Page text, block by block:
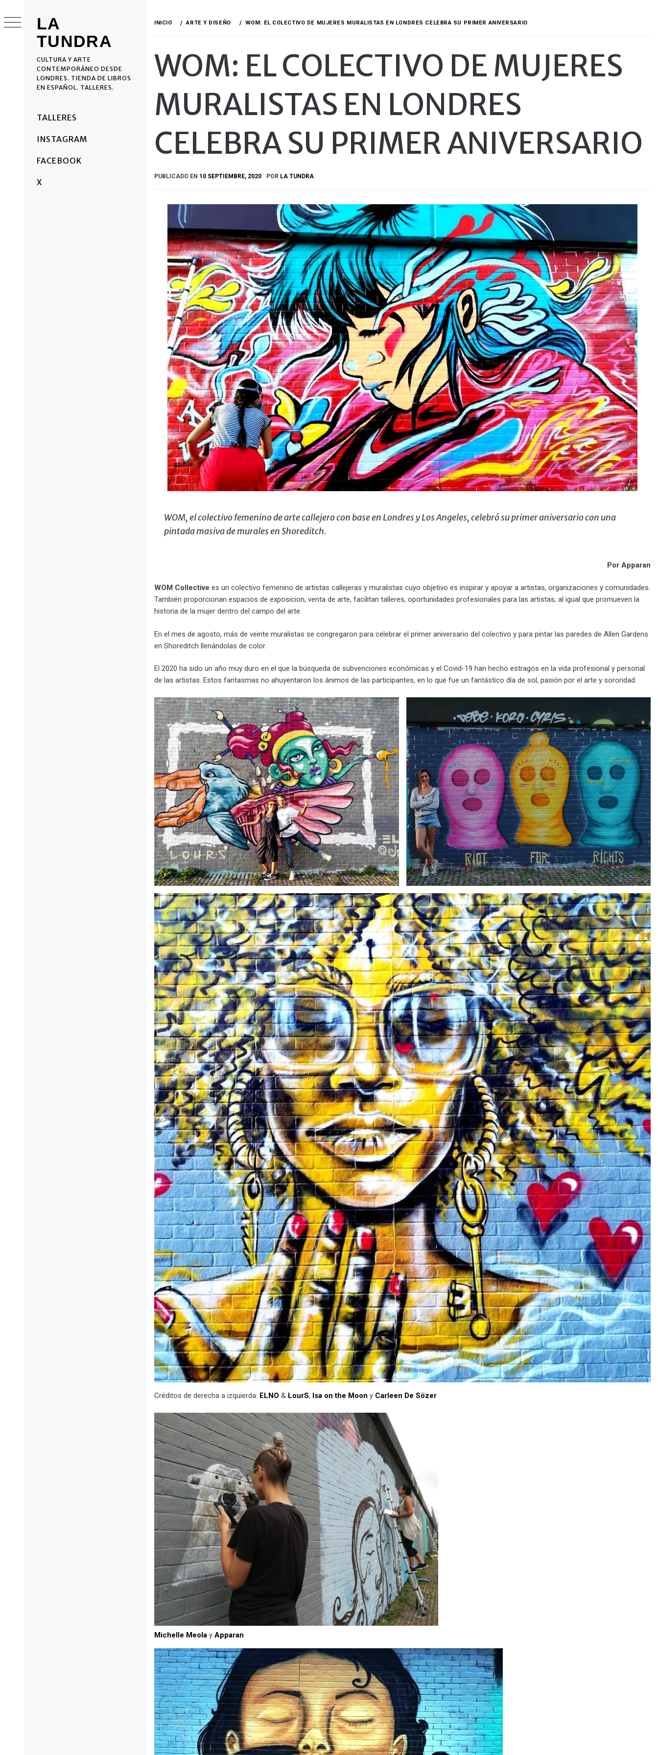
LA
TUNDRA
CULTURA Y ARTE
CONTEMPORÁNEO DESDE
LONDRES. TIENDA DE LIBROS
EN ESPAÑOL. TALLERES.
principal
TALLERES
INSTAGRAM
FACEBOOK
X
al
contenido
INICIO ARTE Y DISEÑO WOM: EL COLECTIVO DE MUJERES MURALISTAS EN LONDRES CELEBRA SU PRIMER ANIVERSARIO
WOM: EL COLECTIVO DE MUJERES
MURALISTAS EN LONDRES
CELEBRA SU PRIMER ANIVERSARIO
PUBLICADO EN 10 SEPTIEMBRE, 2020 POR LA TUNDRA
WOM, el colectivo femenino de arte callejero con base en Londres y Los Angeles, celebró su primer aniversario con una
pintada masiva de murales en Shoreditch.
Por Apparan
WOM Collective es un colectivo femenino de artistas callejeras y muralistas cuyo objetivo es inspirar y apoyar a artistas, organizaciones y comunidades.
También proporcionan espacios de exposicion, venta de arte, facilitan talleres, oportunidades profesionales para las artistas, al igual que promueven la
historia de la mujer dentro del campo del arte.
En el mes de agosto, más de veinte muralistas se congregaron para celebrar el primer aniversario del colectivo y para pintar las paredes de Allen Gardens
en Shoreditch llenándolas de color.
El 2020 ha sido un año muy duro en el que la búsqueda de subvenciones económicas y el Covid-19 han hecho estragos en la vida profesional y personal
de las artistas. Estos fantasmas no ahuyentaron los ánimos de las participantes, en lo que fue un fantástico día de sol, pasión por el arte y sororidad.
Créditos de derecha a izquierda: ELNO & LourS, Isa on the Moon y Carleen De Sözer
Michelle Meola y Apparan